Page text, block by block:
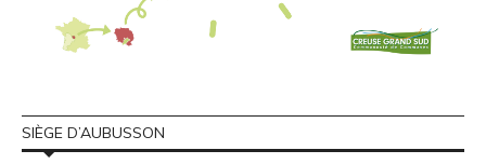
SIÈGE D’AUBUSSON